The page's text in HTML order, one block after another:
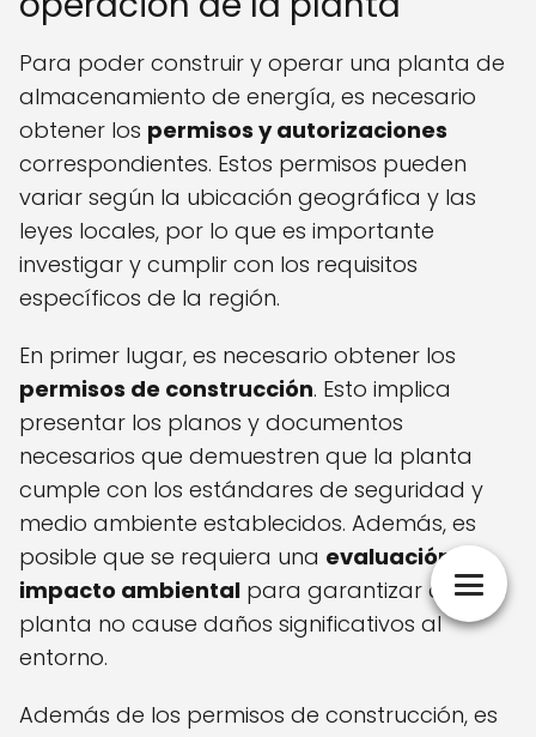
Para poder construir y operar una planta de
almacenamiento de energía, es necesario
obtener los permisos y autorizaciones
correspondientes. Estos permisos pueden
variar según la ubicación geográfica y las
leyes locales, por lo que es importante
investigar y cumplir con los requisitos
específicos de la región.
En primer lugar, es necesario obtener los
permisos de construcción. Esto implica
presentar los planos y documentos
necesarios que demuestren que la planta
cumple con los estándares de seguridad y
medio ambiente establecidos. Además, es
posible que se requiera una evaluación de
impacto ambiental para garantizar que la
planta no cause daños significativos al
entorno.
Además de los permisos de construcción, es